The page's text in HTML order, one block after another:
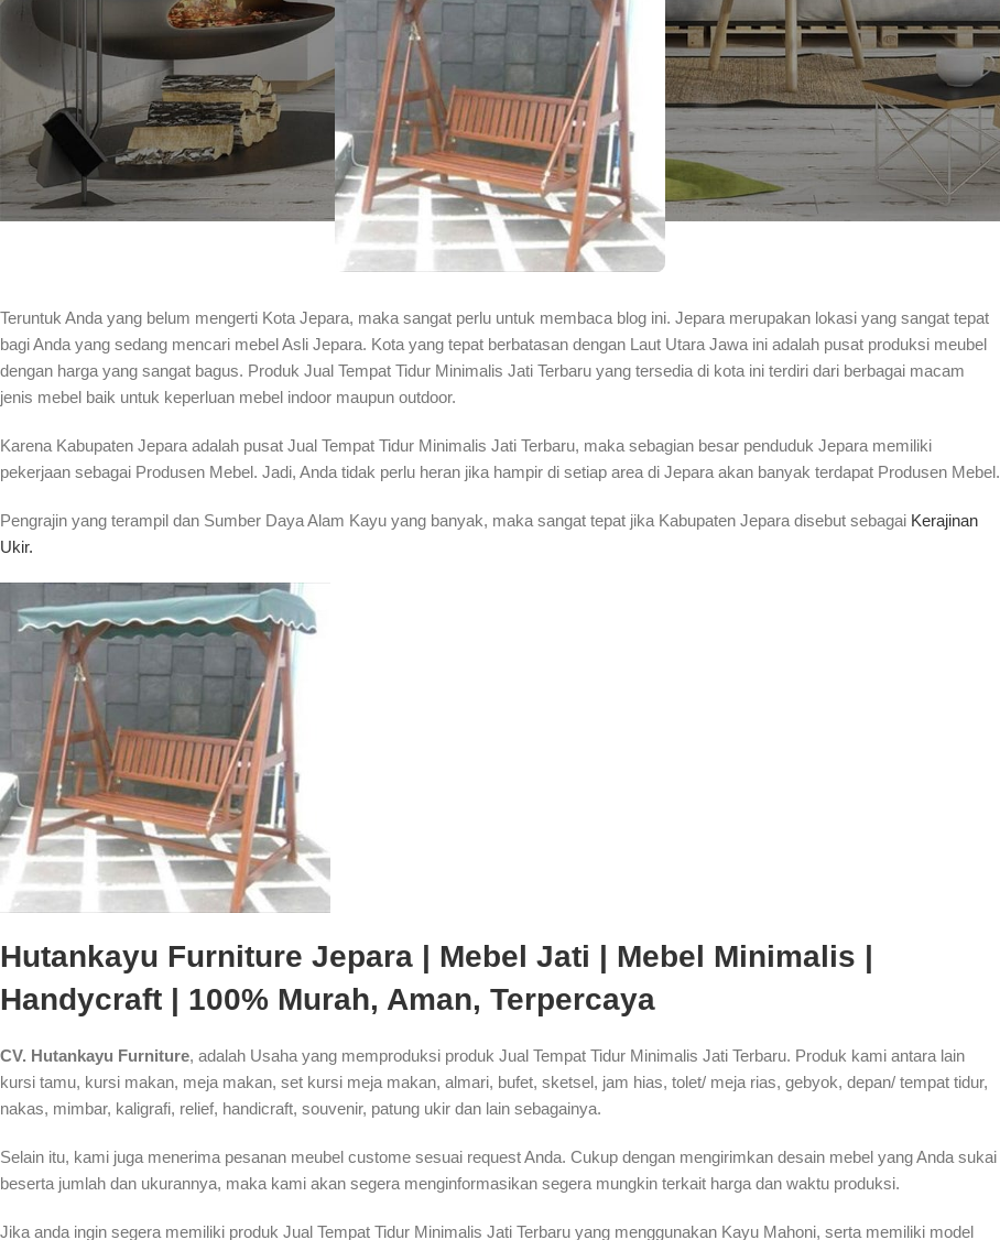
Teruntuk Anda yang belum mengerti Kota Jepara, maka sangat perlu untuk membaca blog ini. Jepara merupakan lokasi yang sangat tepat
bagi Anda yang sedang mencari mebel Asli Jepara. Kota yang tepat berbatasan dengan Laut Utara Jawa ini adalah pusat produksi meubel
dengan harga yang sangat bagus. Produk Jual Tempat Tidur Minimalis Jati Terbaru yang tersedia di kota ini terdiri dari berbagai macam
jenis mebel baik untuk keperluan mebel indoor maupun outdoor.
Karena Kabupaten Jepara adalah pusat Jual Tempat Tidur Minimalis Jati Terbaru, maka sebagian besar penduduk Jepara memiliki
pekerjaan sebagai Produsen Mebel. Jadi, Anda tidak perlu heran jika hampir di setiap area di Jepara akan banyak terdapat Produsen Mebel.
Pengrajin yang terampil dan Sumber Daya Alam Kayu yang banyak, maka sangat tepat jika Kabupaten Jepara disebut sebagai Kerajinan
Ukir.
Hutankayu Furniture Jepara | Mebel Jati | Mebel Minimalis |
Handycraft | 100% Murah, Aman, Terpercaya
CV. Hutankayu Furniture, adalah Usaha yang memproduksi produk Jual Tempat Tidur Minimalis Jati Terbaru. Produk kami antara lain
kursi tamu, kursi makan, meja makan, set kursi meja makan, almari, bufet, sketsel, jam hias, tolet/ meja rias, gebyok, depan/ tempat tidur,
nakas, mimbar, kaligrafi, relief, handicraft, souvenir, patung ukir dan lain sebagainya.
Selain itu, kami juga menerima pesanan meubel custome sesuai request Anda. Cukup dengan mengirimkan desain mebel yang Anda sukai
beserta jumlah dan ukurannya, maka kami akan segera menginformasikan segera mungkin terkait harga dan waktu produksi.
Jika anda ingin segera memiliki produk Jual Tempat Tidur Minimalis Jati Terbaru yang menggunakan Kayu Mahoni, serta memiliki model